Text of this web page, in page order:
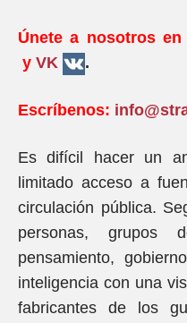
Únete a nosotros en
y VK .
Escríbenos:
Es difícil hacer un
limitado acceso a
circulación pública.
personas, grupos
pensamiento,
inteligencia con una
fabricantes de los